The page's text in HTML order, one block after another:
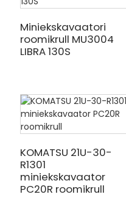
Miniekskavaatori
roomikrull MU3004
LIBRA 130S
KOMATSU 21U-30-
R1301
miniekskavaator
PC20R roomikrull